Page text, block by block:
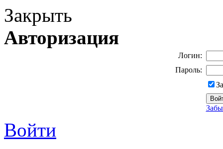
Закрыть
Авторизация
Логин:
Пароль:
Войти